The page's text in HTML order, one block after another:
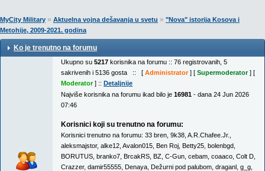
MyCity Military » Aktuelna vojna dešavanja u svetu » "Nova" istorija Kosova i
Metohije, 2009-2021. godina
Ko je trenutno na forumu
Ukupno su 5217 korisnika na forumu :: 76 registrovanih, 5
sakrivenih i 5136 gosta :: [ Administrator] [ Supermoderator] [
Moderator] :: Detaljnije
Najviše korisnika na forumu ikad bilo je 16981 - dana 24 Jun 2026
07:46
Korisnici koji su trenutno na forumu:
Korisnici trenutno na forumu: 33 bren 9k38 A.R.Chafee.Jr.
aleksmajstor, alke12 Avalon015 Ben Roj Betty25 bolenbgd
BORUTUS branko7 BrcakRS BZ C-Gun cebam coaaco Colt D
Crazzer, damir55555 Denaya Dežurni pod palubom draganl g_g